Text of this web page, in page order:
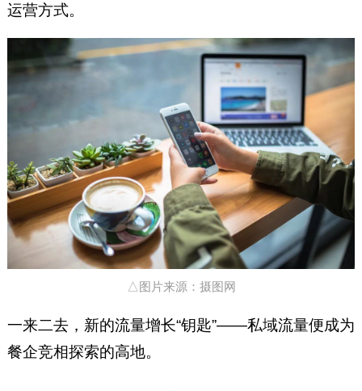
运营方式。
△图片来源：摄图网
一来二去，新的流量增长“钥匙”——私域流量便成为
餐企竞相探索的高地。